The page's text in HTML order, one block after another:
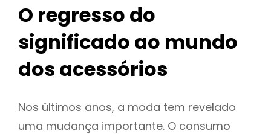
O regresso do
significado ao mundo
dos acessórios
Nos últimos anos, a moda tem revelado
uma mudança importante. O consumo